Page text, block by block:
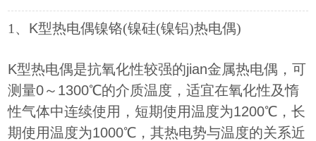
1、 K型热电偶镍铬(镍硅(镍铝)热电偶)
K型热电偶是抗氧化性较强的jian金属热电偶，可
测量0～1300℃的介质温度，适宜在氧化性及惰
性气体中连续使用，短期使用温度为1200℃，长
期使用温度为1000℃，其热电势与温度的关系近